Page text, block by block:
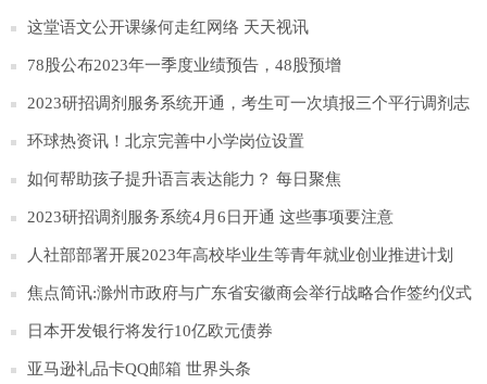
身“爱心置换亭”
这堂语文公开课缘何走红网络 天天视讯
78股公布2023年一季度业绩预告，48股预增
2023研招调剂服务系统开通，考生可一次填报三个平行调剂志
愿
环球热资讯！北京完善中小学岗位设置
如何帮助孩子提升语言表达能力？ 每日聚焦
2023研招调剂服务系统4月6日开通 这些事项要注意
人社部部署开展2023年高校毕业生等青年就业创业推进计划
焦点简讯:滁州市政府与广东省安徽商会举行战略合作签约仪式
日本开发银行将发行10亿欧元债券
亚马逊礼品卡QQ邮箱 世界头条